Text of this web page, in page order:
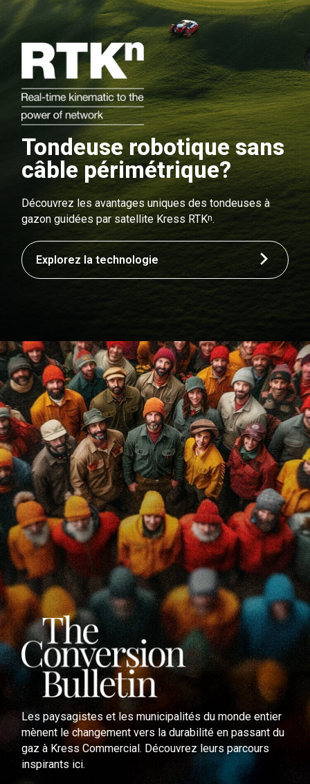
Tondeuse robotique sans
câble périmétrique?
Découvrez les avantages uniques des tondeuses à
gazon guidées par satellite Kress RTKn.
Explorez la technologie
Les paysagistes et les municipalités du monde entier
mènent le changement vers la durabilité en passant du
gaz à Kress Commercial. Découvrez leurs parcours
inspirants ici.